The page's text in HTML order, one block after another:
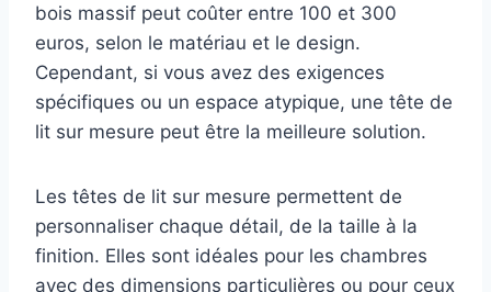
bois massif peut coûter entre 100 et 300
euros, selon le matériau et le design.
Cependant, si vous avez des exigences
spécifiques ou un espace atypique, une tête de
lit sur mesure peut être la meilleure solution.
Les têtes de lit sur mesure permettent de
personnaliser chaque détail, de la taille à la
finition. Elles sont idéales pour les chambres
avec des dimensions particulières ou pour ceux